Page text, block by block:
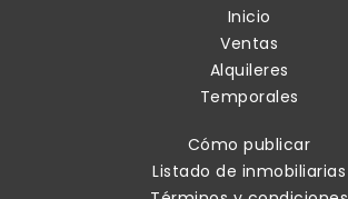
Inicio
Ventas
Alquileres
Temporales
Cómo publicar
Listado de inmobiliarias